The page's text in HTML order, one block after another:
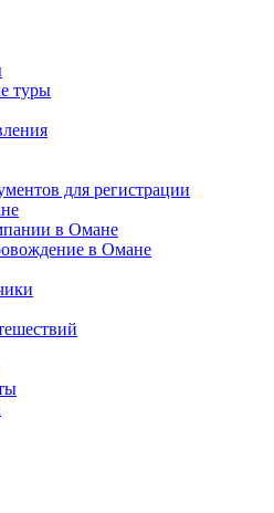
туры
для регистрации
в Омане
в Омане